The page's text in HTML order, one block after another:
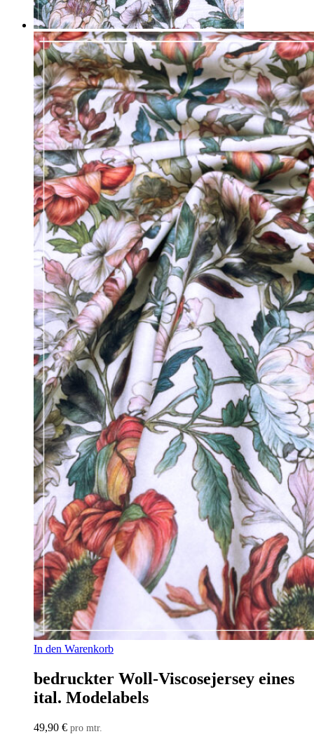
In den Warenkorb
bedruckter Woll-Viscosejersey eines
ital. Modelabels
49,90 € pro mtr.